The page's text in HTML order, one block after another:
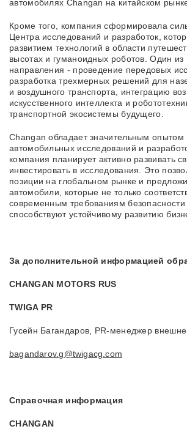
автомобилях Changan на китайском
Кроме того, компания сформировала
Центра исследований и разработок,
развитием технологий в области
высотах и гуманоидных роботов. Один из
направления - проведение передовых
разработка трехмерных решений для
и воздушного транспорта, интеграцию
искусственного интеллекта и
транспортной экосистемы будущего.
Changan обладает значительным опытом
автомобильных исследований и
компания планирует активно развивать
инвестировать в исследования. Это
позиции на глобальном рынке и
автомобили, которые не только
современным требованиям
способствуют устойчивому развитию
За дополнительной информацией
CHANGAN MOTORS RUS
TWIGA PR
Гусейн Багандаров, PR-менеджер
bagandarov.g@twigacg.com
Справочная информация
CHANGAN